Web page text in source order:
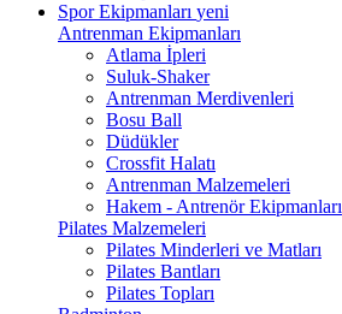
Spor Ekipmanları yeni
Antrenman Ekipmanları
Atlama İpleri
Suluk-Shaker
Antrenman Merdivenleri
Bosu Ball
Düdükler
Crossfit Halatı
Antrenman Malzemeleri
Hakem - Antrenör Ekipmanları
Pilates Malzemeleri
Pilates Minderleri ve Matları
Pilates Bantları
Pilates Topları